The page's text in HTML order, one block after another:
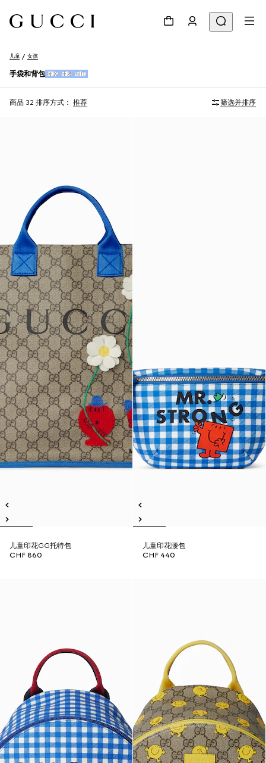
儿童 女孩
手袋和背包服装 鞋履 围巾
商品 32 排序方式： 推荐 筛选并排序
儿童印花GG托特包
CHF 860
儿童印花腰包
CHF 440